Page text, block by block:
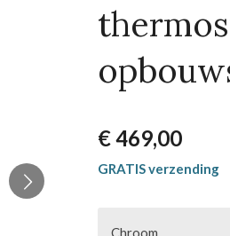
€ 469,00
GRATIS verzending
Chroom